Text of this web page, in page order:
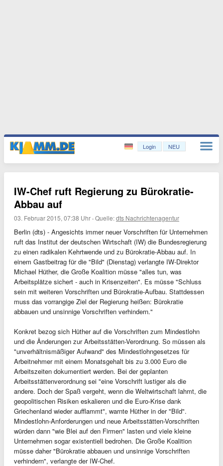
Login NEU
IW-Chef ruft Regierung zu Bürokratie-
Abbau auf
03. Februar 2015, 07:38 Uhr ·Quelle:dts Nachrichtenagentur
Berlin (dts) - Angesichts immer neuer Vorschriften für Unternehmen
ruft das Institut der deutschen Wirtschaft (IW) die Bundesregierung
zu einen radikalen Kehrtwende und zu Bürokratie-Abbau auf. In
einem Gastbeitrag für die "Bild" (Dienstag) verlangte IW-Direktor
Michael Hüther, die Große Koalition müsse "alles tun, was
Arbeitsplätze sichert - auch in Krisenzeiten". Es müsse "Schluss
sein mit weiteren Vorschriften und Bürokratie-Aufbau. Stattdessen
muss das vorrangige Ziel der Regierung heißen: Bürokratie
abbauen und unsinnige Vorschriften verhindern."
Konkret bezog sich Hüther auf die Vorschriften zum Mindestlohn
und die Änderungen zur Arbeitsstätten-Verordnung. So müssen als
"unverhältnismäßiger Aufwand" des Mindestlohngesetzes für
Arbeitnehmer mit einem Monatsgehalt bis zu 3.000 Euro die
Arbeitszeiten dokumentiert werden. Bei der geplanten
Arbeitsstättenverordnung sei "eine Vorschrift lustiger als die
andere. Doch der Spaß vergeht, wenn die Weltwirtschaft lahmt, die
geopolitischen Risiken eskalieren und die Euro-Krise dank
Griechenland wieder aufflammt", warnte Hüther in der "Bild".
Mindestlohn-Anforderungen und neue Arbeitsstätten-Vorschriften
würden dann "wie Blei auf den Firmen" lasten und viele kleine
Unternehmen sogar existentiell bedrohen. Die Große Koalition
müsse daher "Bürokratie abbauen und unsinnige Vorschriften
verhindern", verlangte der IW-Chef.